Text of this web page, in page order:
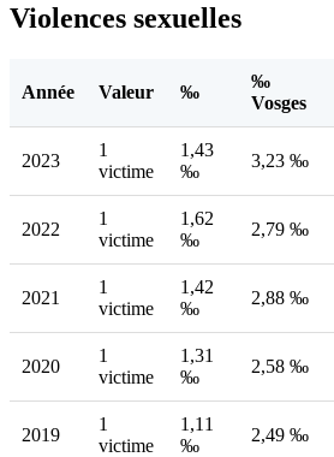
Violences sexuelles
Année Valeur ‰
‰
Vosges
2023
1
victime
1,43
‰
3,23 ‰
2022
1
victime
1,62
‰
2,79 ‰
2021
1
victime
1,42
‰
2,88 ‰
2020
1
victime
1,31
‰
2,58 ‰
2019
1
victime
1,11
‰
2,49 ‰